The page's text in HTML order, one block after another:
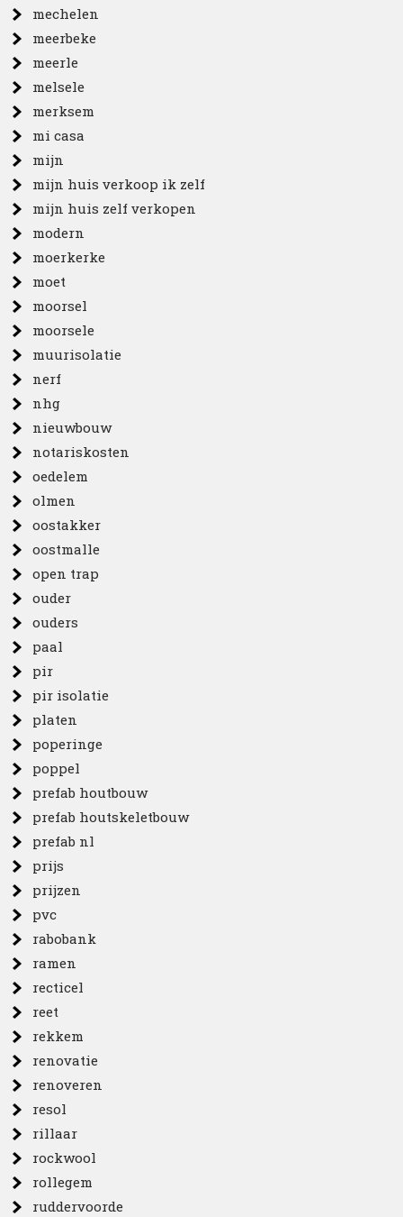
mechelen
meerbeke
meerle
melsele
merksem
mi casa
mijn
mijn huis verkoop ik zelf
mijn huis zelf verkopen
modern
moerkerke
moet
moorsel
moorsele
muurisolatie
nerf
nhg
nieuwbouw
notariskosten
oedelem
olmen
oostakker
oostmalle
open trap
ouder
ouders
paal
pir
pir isolatie
platen
poperinge
poppel
prefab houtbouw
prefab houtskeletbouw
prefab nl
prijs
prijzen
pvc
rabobank
ramen
recticel
reet
rekkem
renovatie
renoveren
resol
rillaar
rockwool
rollegem
ruddervoorde